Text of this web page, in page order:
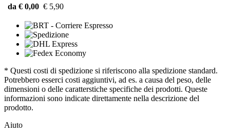
da € 0,00 € 5,90
* Questi costi di spedizione si riferiscono alla spedizione standard.
Potrebbero esserci costi aggiuntivi, ad es. a causa del peso, delle
dimensioni o delle caratterstiche specifiche dei prodotti. Queste
informazioni sono indicate direttamente nella descrizione del
prodotto.
Aiuto